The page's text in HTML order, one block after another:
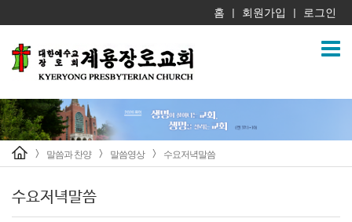
홈 회원가입 로그인
> 말씀과 찬양 > 말씀영상 > 수요저녁말씀
수요저녁말씀